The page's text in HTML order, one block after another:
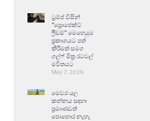
ට්‍රම්ප් විසින්
“ප්‍රොජෙක්ට්
ෆ්‍රීඩම්” මෙහෙයුම
ප්‍රකාශයට පත්
කිරීමත් සමග
ගල්ෆ් මිත්‍ර රටවල්
මවිතයට
May 7, 2026
මෙවර යල
කන්නය සඳහා
ප්‍රමාණවත්
පොහොර නැහැ